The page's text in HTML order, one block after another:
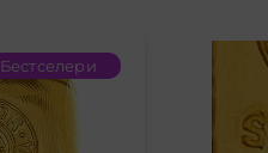
Бестселери